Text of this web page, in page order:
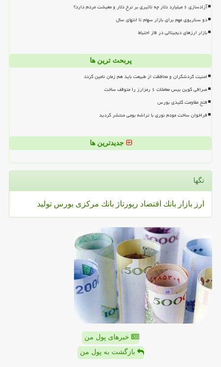
آزادسازی ۶ میلیارد دلار چه تاثیری بر نرخ دلار و معیشت مردم دارد؟
دو سناریوی مهم برای بازار سهام تا انتهای سال
بازار ارزهای دیجیتالی در فاز احتیاط
پربحث ترین ها
امنیت گردشگران و محافظت از طبیعت باید هم زمان تامین گردد
صرافی کوین بیس معاملات ۶ رمزارز را متوقف ساخت
فتح مقاومت کلیدی بورس
فراخوان ساخت مودم نوری با تراشه بومی منتشر گردید
جدیدترین ها
تگها
ارز بازار بانك اقتصاد رپورتاژ بانك مركزی بورس تولید
خبرهای پول من
بازگشت به پول من